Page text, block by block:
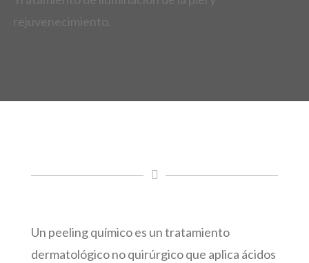
rejuvenecimiento.
Un peeling químico es un tratamiento
dermatológico no quirúrgico que aplica ácidos